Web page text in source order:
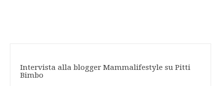
Intervista alla blogger Mammalifestyle su Pitti
Bimbo